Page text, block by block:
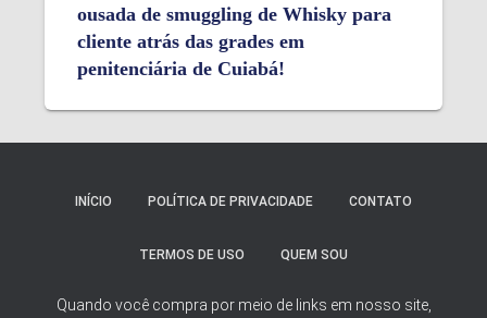
ousada de smuggling de Whisky para
cliente atrás das grades em
penitenciária de Cuiabá!
INÍCIO POLÍTICA DE PRIVACIDADE CONTATO
TERMOS DE USO QUEM SOU
Quando você compra por meio de links em nosso site,